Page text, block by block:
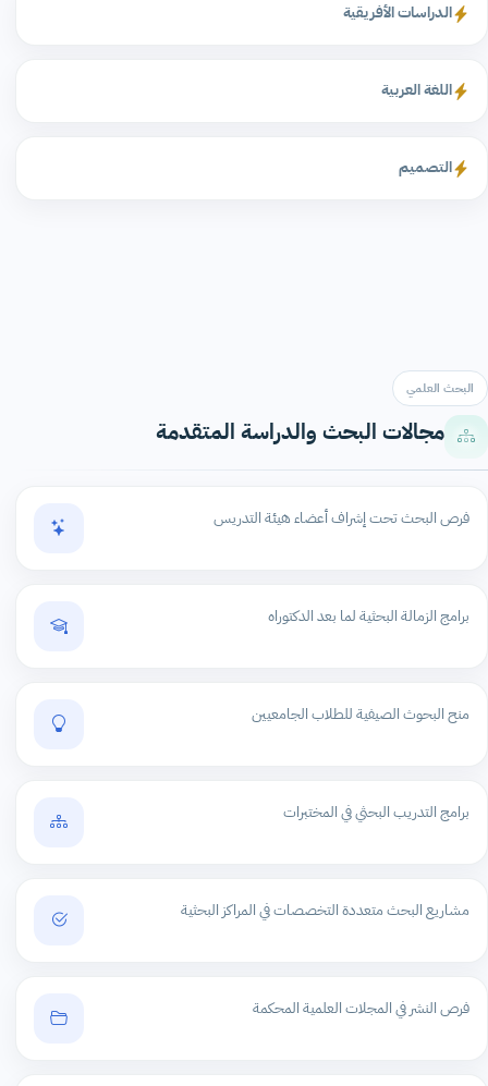
الدراسات الأفريقية
اللغة العربية
التصميم
البحث العلمي
مجالات البحث والدراسة المتقدمة
فرص البحث تحت إشراف أعضاء هيئة التدريس
برامج الزمالة البحثية لما بعد الدكتوراه
منح البحوث الصيفية للطلاب الجامعيين
برامج التدريب البحثي في المختبرات
مشاريع البحث متعددة التخصصات في المراكز البحثية
فرص النشر في المجلات العلمية المحكمة